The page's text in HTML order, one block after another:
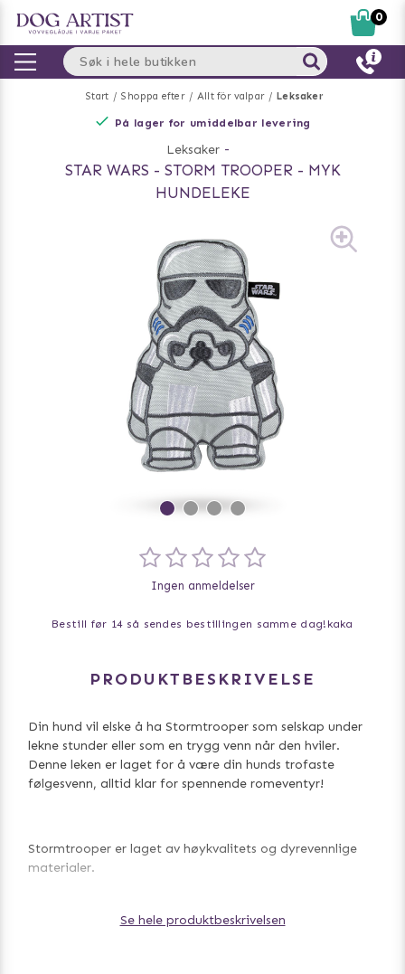
Start Shoppa efter Allt för valpar Leksaker
På lager for umiddelbar levering
Leksaker -
STAR WARS - STORM TROOPER - MYK
HUNDELEKE
Ingen anmeldelser
Bestill før 14 så sendes bestillingen samme dag! kaka
PRODUKTBESKRIVELSE
Din hund vil elske å ha Stormtrooper som selskap under
lekne stunder eller som en trygg venn når den hviler.
Denne leken er laget for å være din hunds trofaste
følgesvenn, alltid klar for spennende romeventyr!
Stormtrooper er laget av høykvalitets og dyrevennlige
materialer.
Se hele produktbeskrivelsen
0